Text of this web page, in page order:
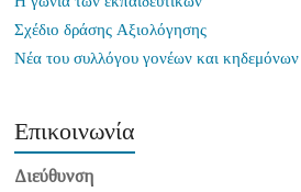
Σχέδιο δράσης Αξιολόγησης
Νέα του συλλόγου γονέων και κηδεμόνων
Επικοινωνία
Διεύθυνση